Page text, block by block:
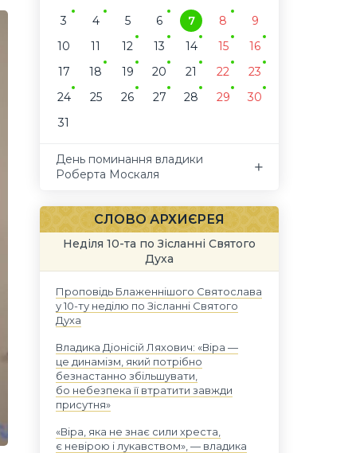
3
4 5 6 7 8
9
10
11 12 13 14 15
16
17
18 19 20 21 22
23
24
25 26 27 28 29
30
31
День поминання владики
Роберта Москаля
СЛОВО АРХИЄРЕЯ
Неділя 10-та по Зісланні Святого
Духа
Проповідь Блаженнішого Святослава
у 10-ту неділю по Зісланні Святого
Духа
Владика Діонісій Ляхович: «Віра —
це динамізм, який потрібно
безнастанно збільшувати,
бо небезпека її втратити завжди
присутня»
«Віра, яка не знає сили хреста,
є невірою і лукавством», — владика